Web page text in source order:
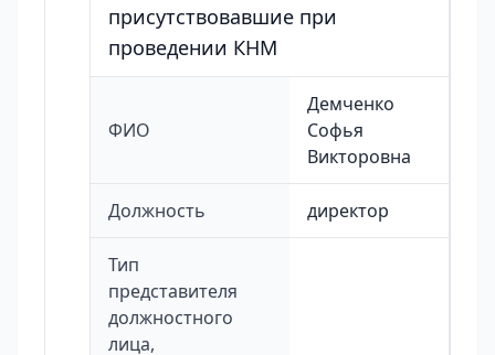
присутствовавшие при
проведении КНМ
ФИО
Демченко
Софья
Викторовна
Должность директор
Тип
представителя
должностного
лица,